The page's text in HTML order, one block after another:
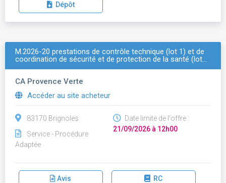
Dépôt
M.2026-20 prestations de contrôle technique (lot 1) et de
coordination de sécurité et de protection de la santé (lot…
CA Provence Verte
Accéder au site acheteur
83170 Brignoles
Service - Procédure
Adaptée
Date limite de l'offre :
21/09/2026 à 12h00
Avis RC